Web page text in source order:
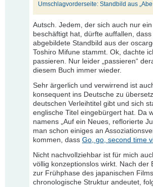
Umschlagvorderseite: Standbild aus „Abe
Autsch. Jedem, der sich auch nur
beschäftigt hat, dürfte auffallen,
abgebildete Standbild aus der
Toshiro Mifune stammt. Ok, dachte
passieren. Nur leider „passieren“
diesem Buch immer wieder.
Sehr ärgerlich und verwirrend ist
konsequent ins Deutsche zu
deutschen Verleihtitel gibt und sich
englische Titel eingebürgert hat. Da
namens „Auf ein Neues, reflorierte
man schon einiges an
kommen, dass Go, go, second time
Nicht nachvollziehbar ist für mich
völlig konzeptionslos wirkt. Nach der
zur Frühphase des japanischen
chronologische Struktur andeutet,